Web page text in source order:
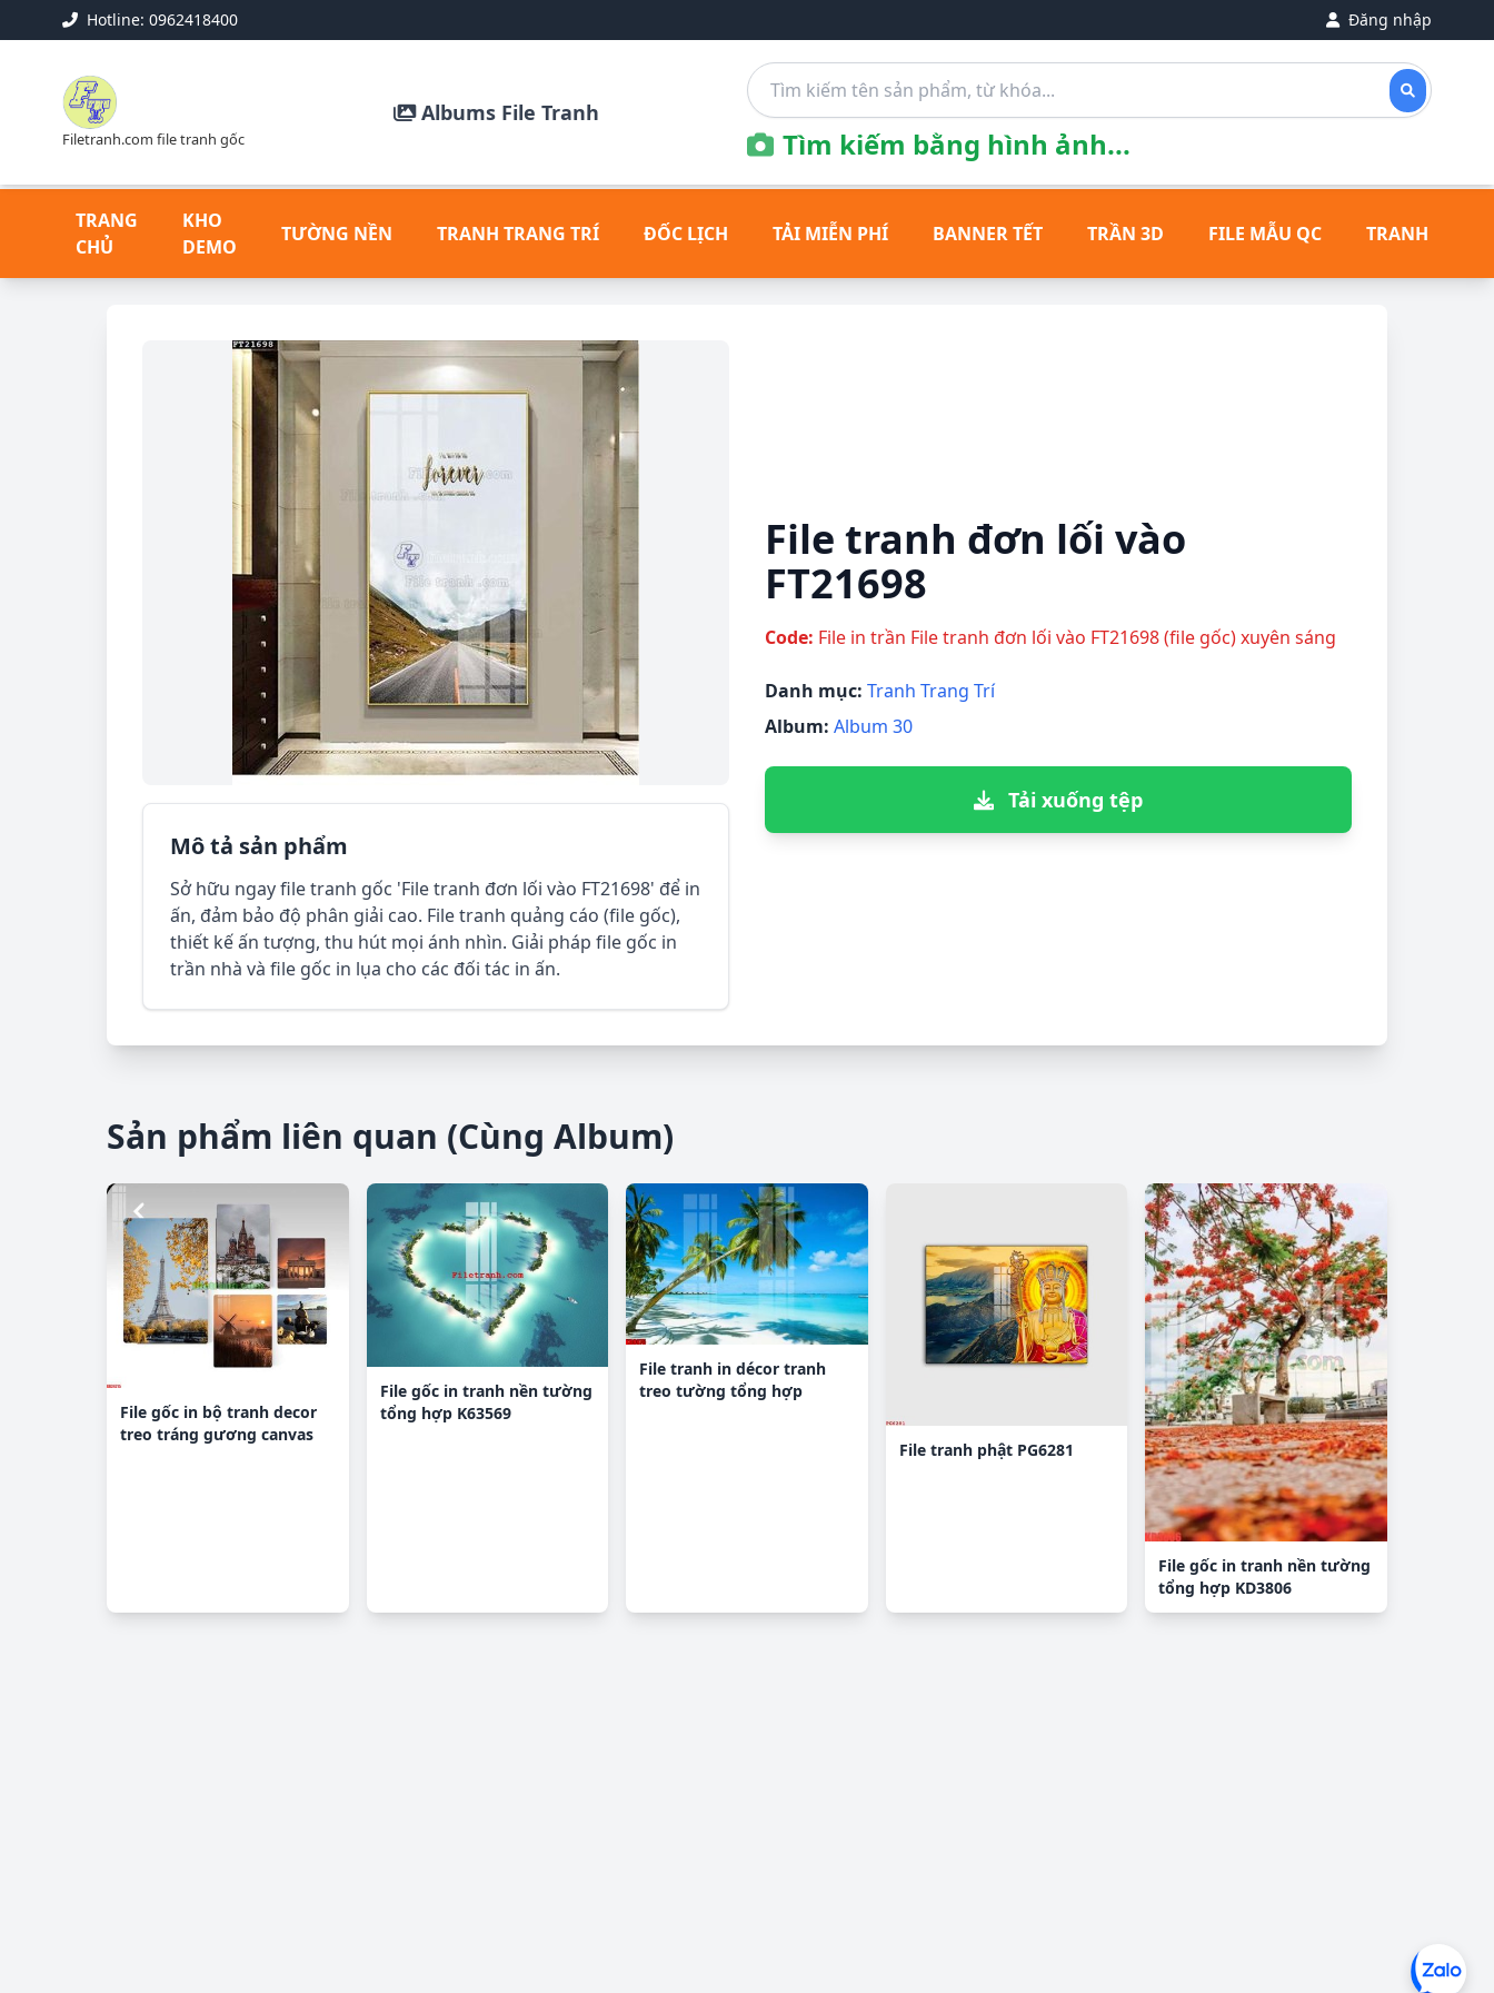
Hotline: 0962418400 Đăng nhập
Filetranh.com file tranh gốc
Albums File Tranh
Tìm kiếm bằng hình ảnh...
TRANG
CHỦ
KHO
DEMO
TƯỜNG NỀN TRANH TRANG TRÍ ĐỐC LỊCH TẢI MIỄN PHÍ BANNER TẾT TRẦN 3D FILE MẪU QC TRANH ĐỒNG
Mô tả sản phẩm
Sở hữu ngay file tranh gốc 'File tranh đơn lối vào FT21698' để in
ấn, đảm bảo độ phân giải cao. File tranh quảng cáo (file gốc),
thiết kế ấn tượng, thu hút mọi ánh nhìn. Giải pháp file gốc in
trần nhà và file gốc in lụa cho các đối tác in ấn.
File tranh đơn lối vào
FT21698
Code: File in trần File tranh đơn lối vào FT21698 (file gốc) xuyên sáng
Danh mục: Tranh Trang Trí
Album: Album 30
Tải xuống tệp
Sản phẩm liên quan (Cùng Album)
File gốc in bộ tranh decor
treo tráng gương canvas
File gốc in tranh nền tường
tổng hợp K63569
File tranh in décor tranh
treo tường tổng hợp
File tranh phật PG6281
File gốc in tranh nền tường
tổng hợp KD3806